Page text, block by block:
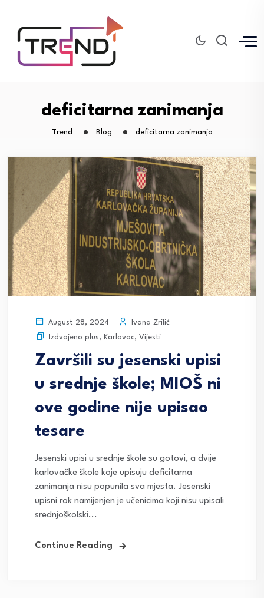
deficitarna zanimanja
Trend Blog deficitarna zanimanja
August 28, 2024
Ivana Zrilić
Izdvojeno plus, Karlovac, Vijesti
Završili su jesenski upisi
u srednje škole; MIOŠ ni
ove godine nije upisao
tesare
Jesenski upisi u srednje škole su gotovi, a dvije
karlovačke škole koje upisuju deficitarna
zanimanja nisu popunila sva mjesta. Jesenski
upisni rok namijenjen je učenicima koji nisu upisali
srednjoškolski...
Continue Reading